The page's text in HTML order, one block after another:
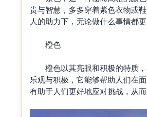
贵与智慧，多多穿着紫色衣物或
人的助力下，无论做什么事情都
橙色
橙色以其亮眼和积极的特质，
乐观与积极，它能够帮助人们在
有助于人们更好地应对挑战，从